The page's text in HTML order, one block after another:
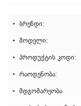
ბრენდი:
მოდელი:
პროდუქტის კოდი:
რაოდენობა:
მდგომარეობა